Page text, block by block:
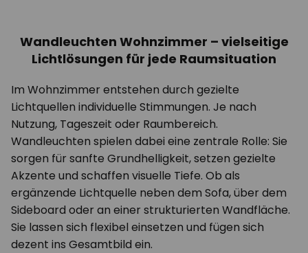
Wandleuchten Wohnzimmer – vielseitige
Lichtlösungen für jede Raumsituation
Im Wohnzimmer entstehen durch gezielte
Lichtquellen individuelle Stimmungen. Je nach
Nutzung, Tageszeit oder Raumbereich.
Wandleuchten spielen dabei eine zentrale Rolle: Sie
sorgen für sanfte Grundhelligkeit, setzen gezielte
Akzente und schaffen visuelle Tiefe. Ob als
ergänzende Lichtquelle neben dem Sofa, über dem
Sideboard oder an einer strukturierten Wandfläche.
Sie lassen sich flexibel einsetzen und fügen sich
dezent ins Gesamtbild ein.